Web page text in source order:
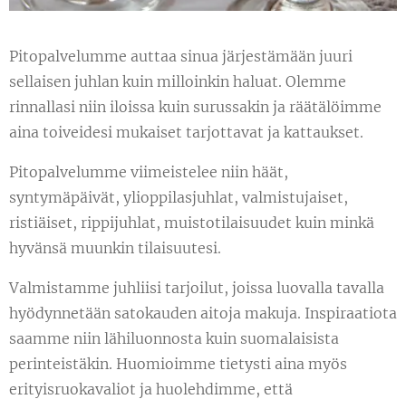
Pitopalvelumme auttaa sinua järjestämään juuri
sellaisen juhlan kuin milloinkin haluat. Olemme
rinnallasi niin iloissa kuin surussakin ja räätälöimme
aina toiveidesi mukaiset tarjottavat ja kattaukset.
Pitopalvelumme viimeistelee niin häät,
syntymäpäivät, ylioppilasjuhlat, valmistujaiset,
ristiäiset, rippijuhlat, muistotilaisuudet kuin minkä
hyvänsä muunkin tilaisuutesi.
Valmistamme juhliisi tarjoilut, joissa luovalla tavalla
hyödynnetään satokauden aitoja makuja. Inspiraatiota
saamme niin lähiluonnosta kuin suomalaisista
perinteistäkin. Huomioimme tietysti aina myös
erityisruokavaliot ja huolehdimme, että